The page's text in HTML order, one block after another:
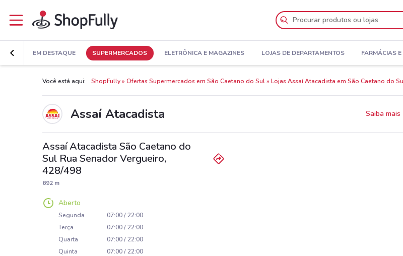
EM DESTAQUE SUPERMERCADOS ELETRÔNICA E MAGAZINES LOJAS DE DEPARTAMENTOS FARMÁCIAS
Você está aqui: ShopFully Ofertas Supermercados em São Caetano do Sul Lojas Assaí Atacadista em São Caetano do
Assaí Atacadista Saiba mais
Assaí Atacadista São Caetano do
Sul Rua Senador Vergueiro,
428/498
692 m
Aberto
Segunda
07:00 / 22:00
Terça
07:00 / 22:00
Quarta
07:00 / 22:00
Quinta
07:00 / 22:00